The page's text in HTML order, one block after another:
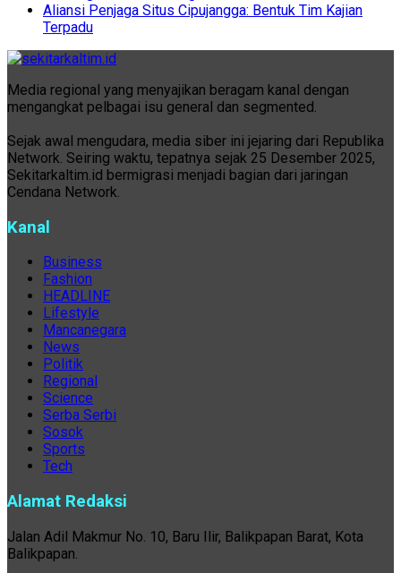
Aliansi Penjaga Situs Cipujangga: Bentuk Tim Kajian
Terpadu
Media regional yang menyajikan beragam kanal dengan
mengangkat pelbagai isu general dan segmented.
Sejak awal mengudara, media siber ini jejaring dari Republika
Network. Seiring waktu, tepatnya sejak 25 Desember 2025,
Sekitarkaltim.id bermigrasi menjadi bagian dari jaringan
Cendana Network.
Kanal
Business
Fashion
HEADLINE
Lifestyle
Mancanegara
News
Politik
Regional
Science
Serba Serbi
Sosok
Sports
Tech
Alamat Redaksi
Jalan Adil Makmur No. 10, Baru Ilir, Balikpapan Barat, Kota
Balikpapan.